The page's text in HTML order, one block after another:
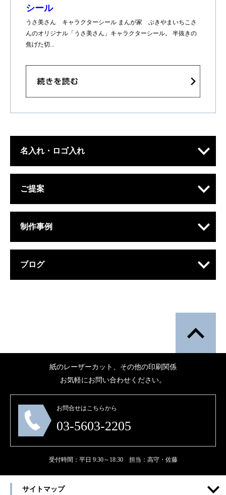
シール
うさ美さん キャラクターシール まんが家 ぶきやまいちこさ
んのオリジナル「うさ美さん」キャラクターシール。 半抜きの
焦げた切...
名入れ・ロゴ入れ
ご提案
制作事例
ブログ
紙のレーザーカット、その他の印刷関係
お気軽にお問い合わせください。
お問合せはこちらから
03-5603-2205
受付時間：平日 9:30～18:30 担当：高守・佐藤
サイトマップ